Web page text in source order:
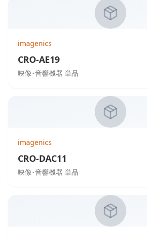
imagenics
CRO-AE19
映像･音響機器 単品
imagenics
CRO-DAC11
映像･音響機器 単品